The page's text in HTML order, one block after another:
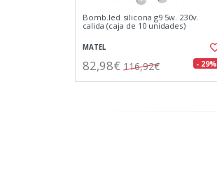
Bomb.led silicona g9 5w. 230v.
calida (caja de 10 unidades)
MATEL
82,98€ 116,92€ - 29%